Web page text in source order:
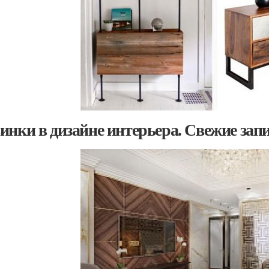
в дизайне интерьера. Свежие